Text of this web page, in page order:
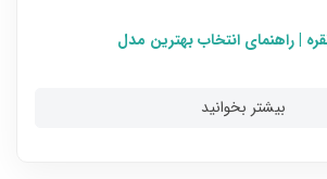
| راهنمای انتخاب بهترین مدل
بیشتر بخوانید